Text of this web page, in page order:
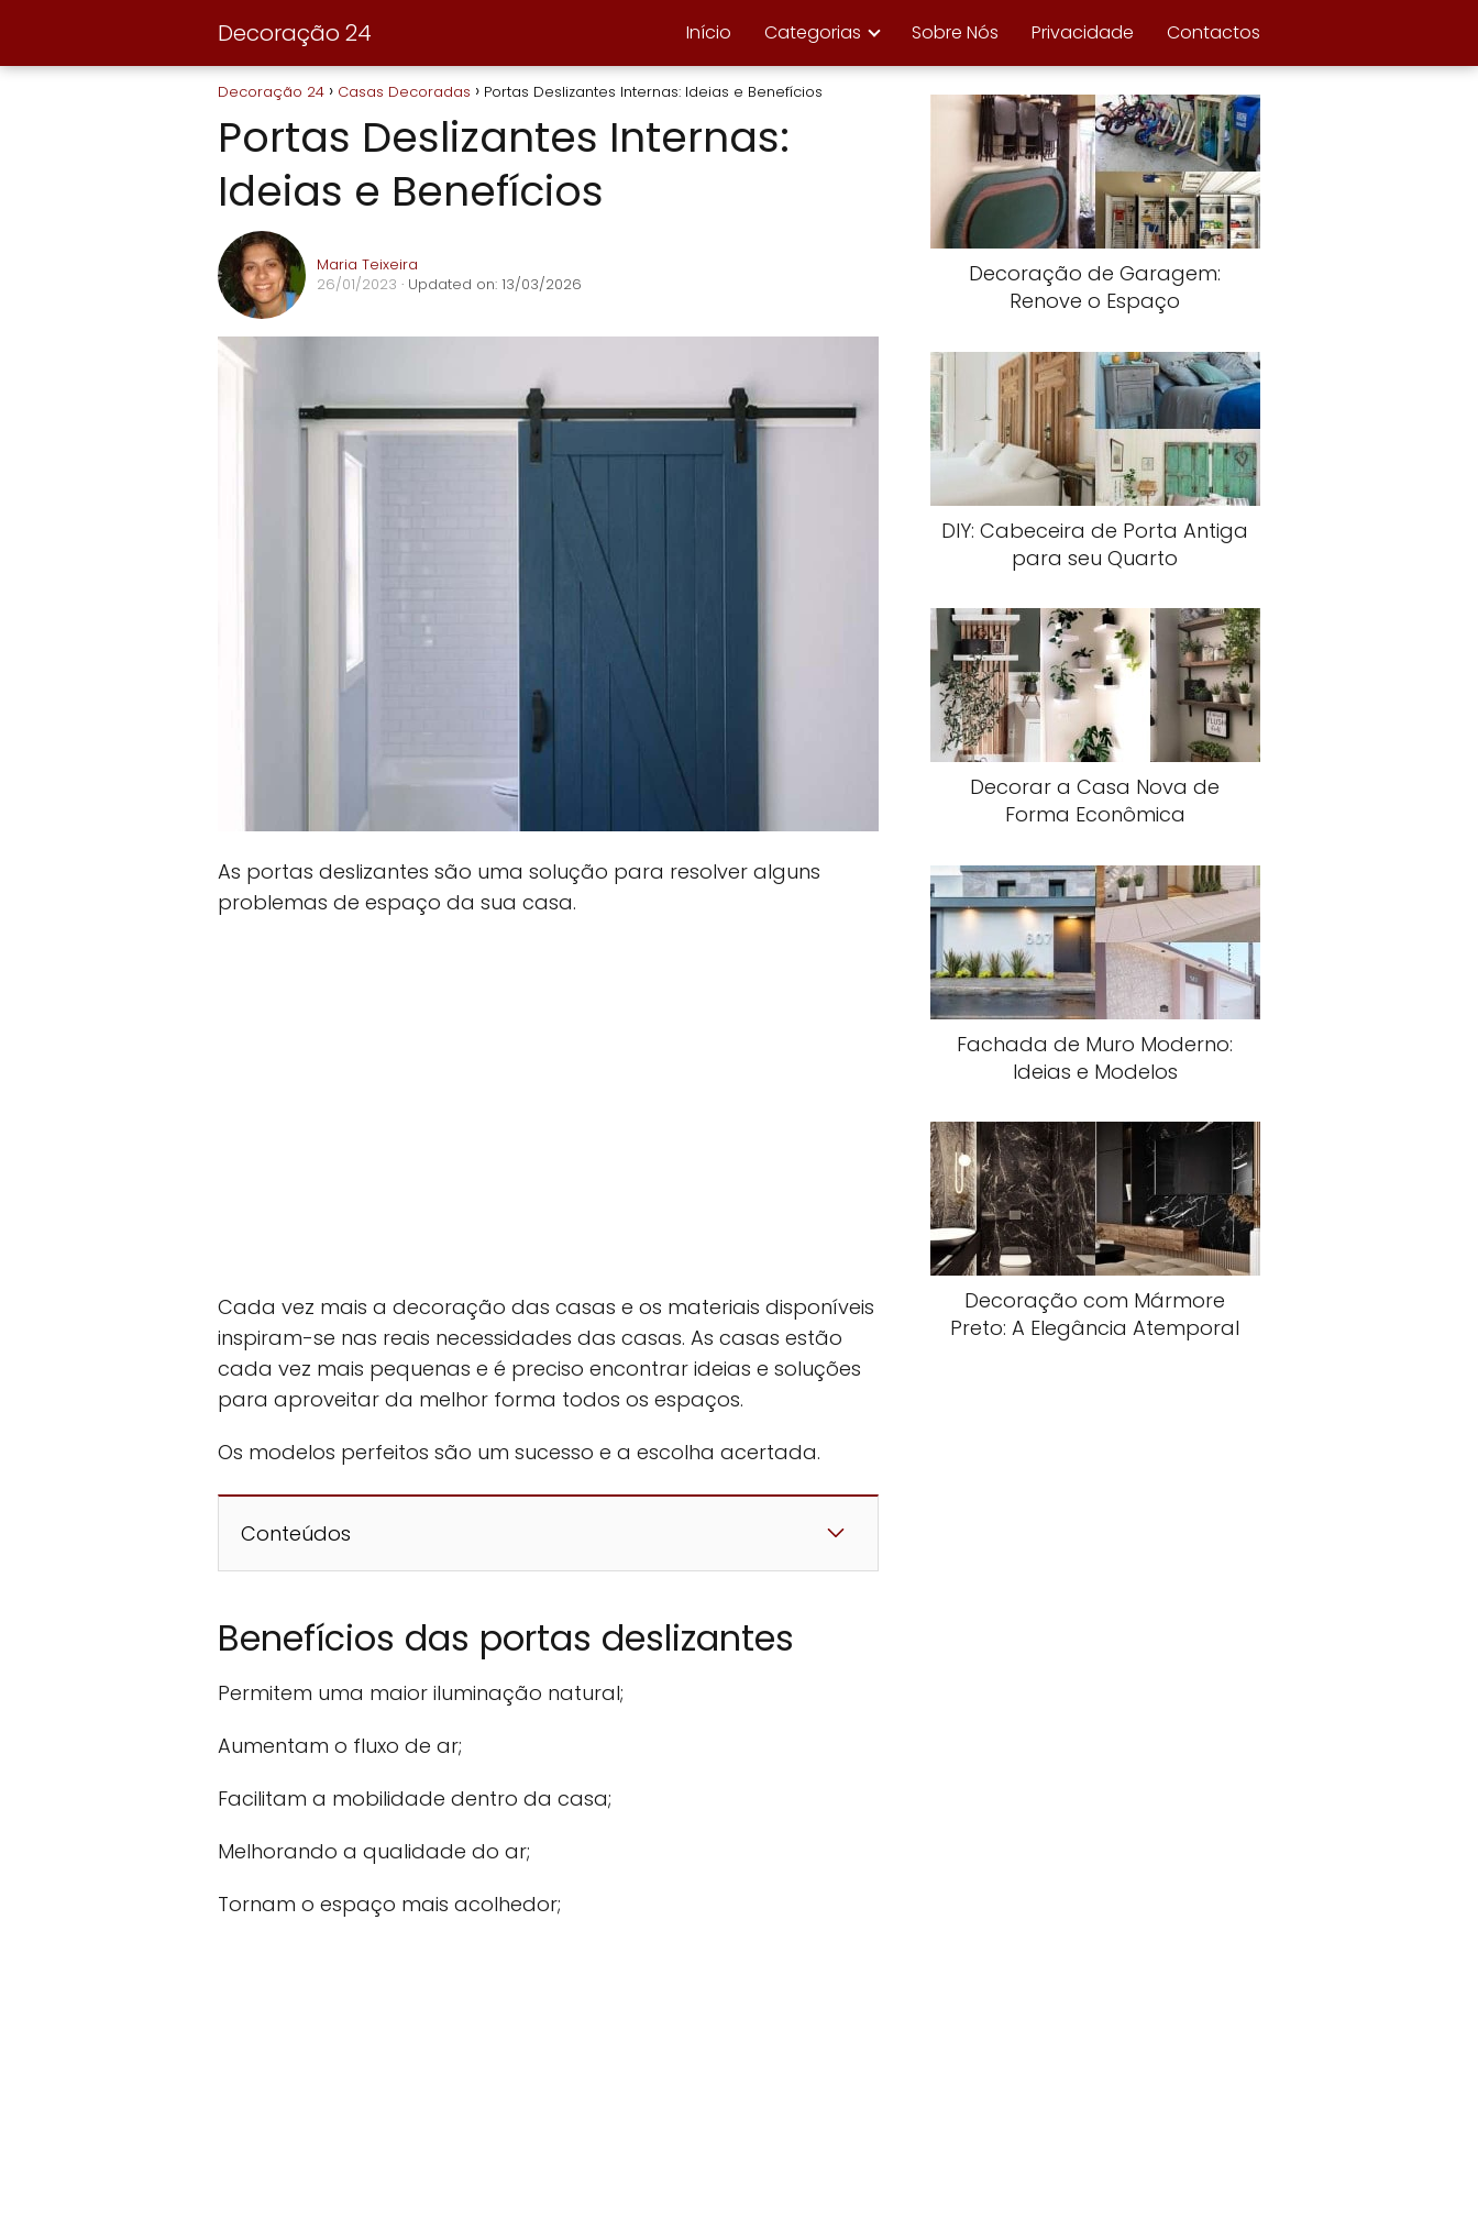
Decoração 24 Início Categorias Sobre Nós Privacidade Contactos
Decoração 24 Casas Decoradas Portas Deslizantes Internas: Ideias e Benefícios
Portas Deslizantes Internas:
Ideias e Benefícios
Maria Teixeira
26/01/2023 · Updated on: 13/03/2026
As portas deslizantes são uma solução para resolver alguns
problemas de espaço da sua casa.
Cada vez mais a decoração das casas e os materiais disponíveis
inspiram-se nas reais necessidades das casas. As casas estão
cada vez mais pequenas e é preciso encontrar ideias e soluções
para aproveitar da melhor forma todos os espaços.
Os modelos perfeitos são um sucesso e a escolha acertada.
Conteúdos
Benefícios das portas deslizantes
Permitem uma maior iluminação natural;
Aumentam o fluxo de ar;
Facilitam a mobilidade dentro da casa;
Melhorando a qualidade do ar;
Tornam o espaço mais acolhedor;
Decoração de Garagem:
Renove o Espaço
DIY: Cabeceira de Porta Antiga
para seu Quarto
Decorar a Casa Nova de
Forma Econômica
Fachada de Muro Moderno:
Ideias e Modelos
Decoração com Mármore
Preto: A Elegância Atemporal